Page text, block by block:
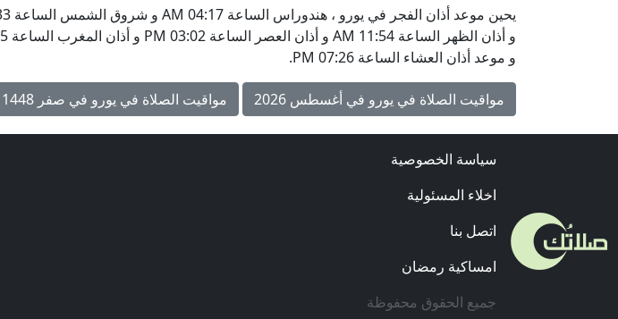
و موعد أذان العشاء الساعة 07:26 PM.
مواقيت الصلاة في يورو في أغسطس 2026 مواقيت الصلاة في يورو في صفر 1448
سياسة الخصوصية
اخلاء المسئولية
اتصل بنا
امساكية رمضان
جميع الحقوق محفوظة